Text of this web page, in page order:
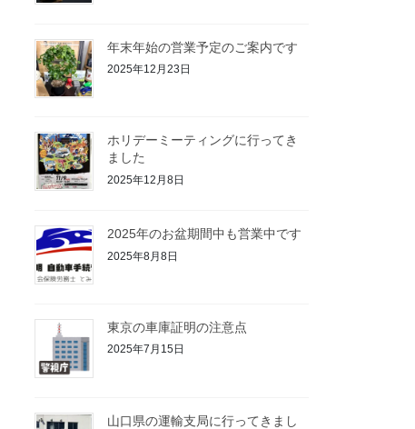
年末年始の営業予定のご案内です
2025年12月23日
ホリデーミーティングに行ってき
ました
2025年12月8日
2025年のお盆期間中も営業中です
2025年8月8日
東京の車庫証明の注意点
2025年7月15日
山口県の運輸支局に行ってきまし